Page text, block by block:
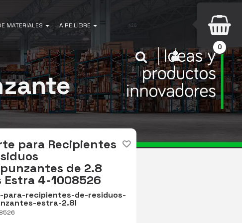
MATERIALES AIRE LIBRE
INICIAR SESIÓN
Buscar
0
para Recipientes
de 2.8
Estra 4-1008526
para-recipientes-de-residuos-
estra-2.8l